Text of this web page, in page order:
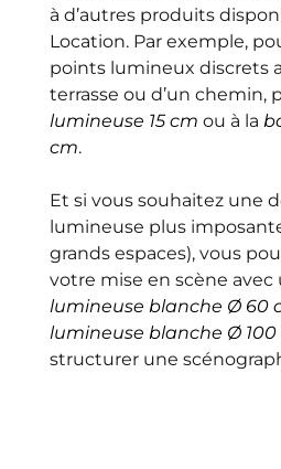
à d’autres produits
Location. Par exemple,
points lumineux discrets
terrasse ou d’un chemin,
lumineuse 15 cm ou à la
cm.
Et si vous souhaitez une
lumineuse plus
grands espaces), vous
votre mise en scène avec
lumineuse blanche Ø 60
lumineuse blanche Ø 100
structurer une